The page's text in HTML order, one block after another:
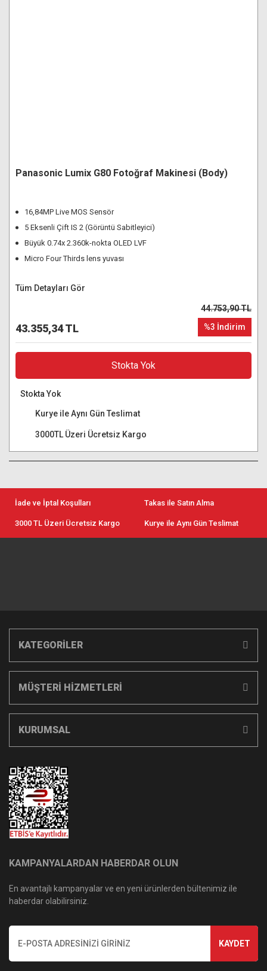
Panasonic Lumix G80 Fotoğraf Makinesi (Body)
16,84MP Live MOS Sensör
5 Eksenli Çift IS 2 (Görüntü Sabitleyici)
Büyük 0.74x 2.360k-nokta OLED LVF
Micro Four Thirds lens yuvası
Tüm Detayları Gör
43.355,34 TL
44.753,90 TL
%3 İndirim
Stokta Yok
Stokta Yok
Kurye ile Aynı Gün Teslimat
3000TL Üzeri Ücretsiz Kargo
İade ve İptal Koşulları Takas ile Satın Alma
3000 TL Üzeri Ücretsiz Kargo Kurye ile Aynı Gün Teslimat
KATEGORİLER
MÜŞTERİ HİZMETLERİ
KURUMSAL
KAMPANYALARDAN HABERDAR OLUN
En avantajlı kampanyalar ve en yeni ürünlerden bültenimiz ile
haberdar olabilirsiniz.
KAYDET